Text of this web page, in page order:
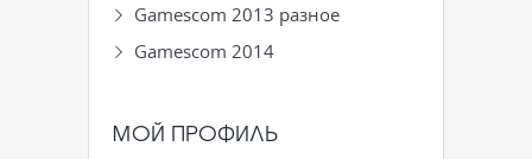
Gamescom 2013 разное
Gamescom 2014
МОЙ ПРОФИЛЬ